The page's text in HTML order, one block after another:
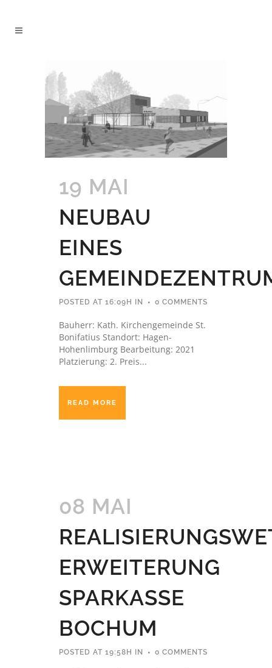
19 MAI
NEUBAU
EINES
POSTED AT 16:09H IN 0 COMMENTS
Bauherr: Kath. Kirchengemeinde St.
Bonifatius Standort: Hagen-
Hohenlimburg Bearbeitung: 2021
Platzierung: 2. Preis...
READ MORE
08 MAI
ERWEITERUNG
SPARKASSE
BOCHUM
POSTED AT 19:58H IN 0 COMMENTS